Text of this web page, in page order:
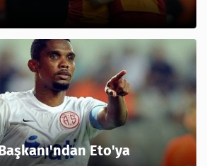
Eto'ya